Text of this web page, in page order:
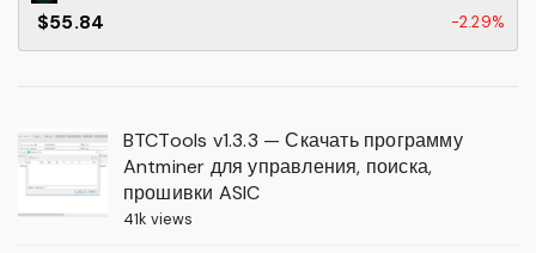
$55.84 -2.29%
BTCTools v1.3.3 — Скачать программу
Antminer для управления, поиска,
прошивки ASIC
41k views